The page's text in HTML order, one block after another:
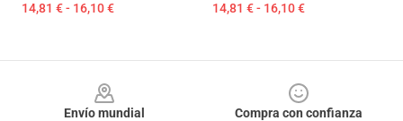
14,81 € - 16,10 € 14,81 € - 16,10 €
Envío mundial
Compra con confianza